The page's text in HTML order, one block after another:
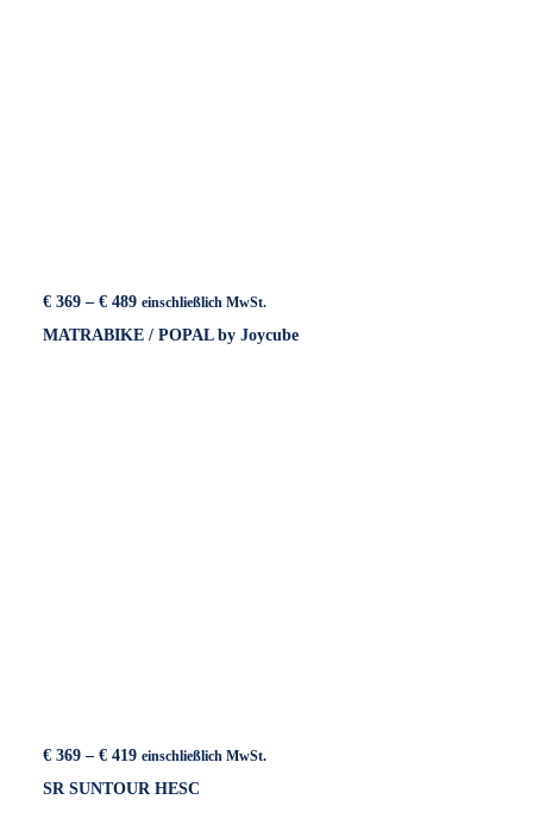
€ 369 – € 489Preisspanne:
bis
einschließlich MwSt.
MATRABIKE / POPAL by Joycube
€ 369 – € 419Preisspanne:
bis
einschließlich MwSt.
SR SUNTOUR HESC